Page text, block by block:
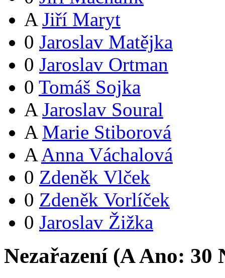
A Jiří Maryt
0 Jaroslav Matějka
0 Jaroslav Ortman
0 Tomáš Sojka
A Jaroslav Soural
A Marie Stiborová
A Anna Váchalová
0 Zdeněk Vlček
0 Zdeněk Vorlíček
0 Jaroslav Žižka
Nezařazení (AAno: 30